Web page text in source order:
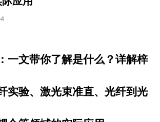
一文带你了解是什么？详解梓
实验、激光束准直、光纤到光